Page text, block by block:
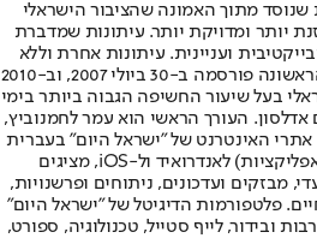
מתוך האמונה שהציבור הישראלי
יותר ומדויקת יותר. עיתונות שמדברת
ועניינית. עיתונות אחרת וללא
תשלום. המהדורה המודפסת הראשונה פורסמה ב-30 ביולי 2007, וב-2010
בעל שיעור החשיפה הגבוה ביותר בימי
אדלסון. העורך הראשי הוא עמר לחמנוביץ,
אתרי האינטרנט של "ישראל היום" בעברית
ובאנגלית, כמו כן היישומונים (אפליקציות) לאנדרואיד ול-iOS, מציגים
מבזקים ועדכונים, ניתוחים ופרשנויות,
פלטפורמות הדיגיטל של "ישראל היום"
ובידור, לייף סטייל, טכנולוגיה, ספורט,